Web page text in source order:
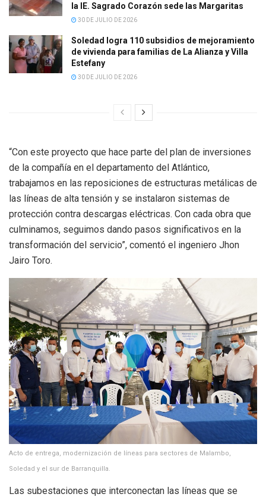
la IE. Sagrado Corazón sede las Margaritas
30 DE JULIO DE 2026
Soledad logra 110 subsidios de mejoramiento
de vivienda para familias de La Alianza y Villa
Estefany
30 DE JULIO DE 2026
“Con este proyecto que hace parte del plan de inversiones
de la compañía en el departamento del Atlántico,
trabajamos en las reposiciones de estructuras metálicas de
las líneas de alta tensión y se instalaron sistemas de
protección contra descargas eléctricas. Con cada obra que
culminamos, seguimos dando pasos significativos en la
transformación del servicio”, comentó el ingeniero Jhon
Jairo Toro.
Acto de entrega, modernización de líneas para sectores de Malambo,
Soledad y el sur de Barranquilla.
Las subestaciones que interconectan las líneas que se